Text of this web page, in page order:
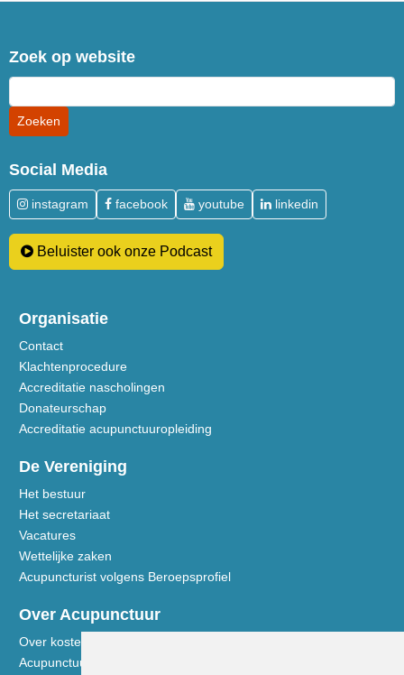
Zoek op website
Social Media
instagram facebook youtube linkedin
Beluister ook onze Podcast
Organisatie
Contact
Klachtenprocedure
Accreditatie nascholingen
Donateurschap
Accreditatie acupunctuuropleiding
De Vereniging
Het bestuur
Het secretariaat
Vacatures
Wettelijke zaken
Acupuncturist volgens Beroepsprofiel
Over Acupunctuur
Over kosten en vergoedingen
Acupunctuur toegelicht